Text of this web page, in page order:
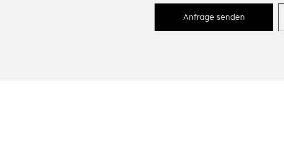
Anfrage senden